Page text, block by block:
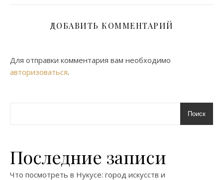
ДОБАВИТЬ КОММЕНТАРИЙ
Для отправки комментария вам необходимо
авторизоваться.
Поиск
Последние записи
Что посмотреть в Нукусе: город искусств и